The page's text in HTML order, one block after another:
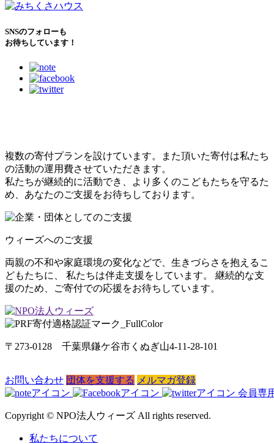
SNSのフォローも
お待ちしています！
複数の寄付プランを設けています。また頂いた寄付は私たち
の活動の運用費させていただきます。
私たちが継続的に活動でき、より多くのこどもたちを守るた
め、あなたのご支援をお待ちしております。
ウィーズへのご支援
両親の不和や家庭環境の変化などで、生きづらさを抱えるこ
どもたちに、 私たちは伴走支援をしています。 継続的な支
援のため、ご寄付での応援をお待ちしています。
〒273-0128 千葉県鎌ケ谷市くぬぎ山4-11-28-101
お問い合わせ 団体を支援する メルマガ登録
会員専
Copyright © NPO法人ウィーズ All rights reserved.
私たちについて